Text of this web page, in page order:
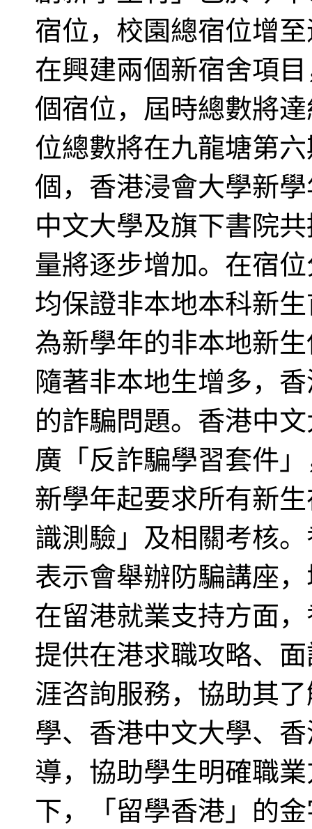
宿位，校園總宿位增
在興建兩個新宿舍項
個宿位，屆時總數將
位總數將在九龍塘第
個，香港浸會大學新
中文大學及旗下書院
量將逐步增加。在宿
均保證非本地本科新
為新學年的非本地新
隨著非本地生增多，
的詐騙問題。香港中
廣「反詐騙學習套件
新學年起要求所有新
識測驗」及相關考核
表示會舉辦防騙講座
在留港就業支持方面
提供在港求職攻略、
涯咨詢服務，協助其
學、香港中文大學、
導，協助學生明確職
下，「留學香港」的